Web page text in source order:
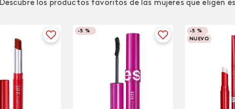
Descubre los productos favoritos de las mujeres que eligen
-5 % -5 %
NUEVO